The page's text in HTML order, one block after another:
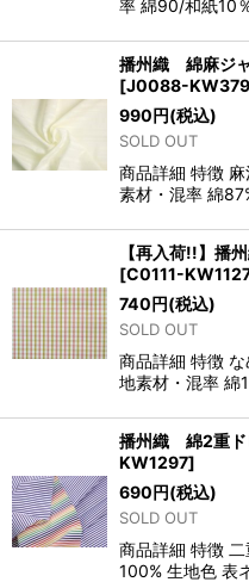
率 綿90/和紙10
播州織 綿麻ジ
[J0088-
990円(税込)
SOLD OUT
商品詳細 特徴
素材・混率 綿
【再入荷!!】
[C0111-
740円(税込)
SOLD OUT
商品詳細 特徴
地素材・混率
播州織 綿2重ド
KW1297]
690円(税込)
SOLD OUT
商品詳細 特徴
100% 生地色 表